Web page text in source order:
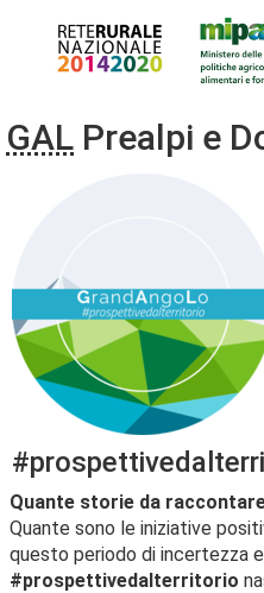
GAL Prealpi e
Quante storie da
Quante sono le iniziative
questo periodo di incertezza e
#prospettivedalterritorio